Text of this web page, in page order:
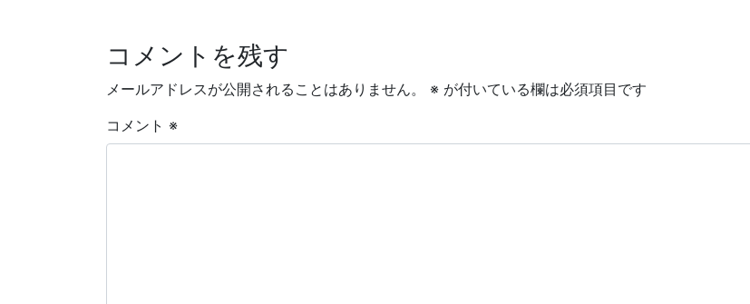
コメントを残す
メールアドレスが公開されることはありません。 ※ が付いている欄は必須項目です
コメント ※